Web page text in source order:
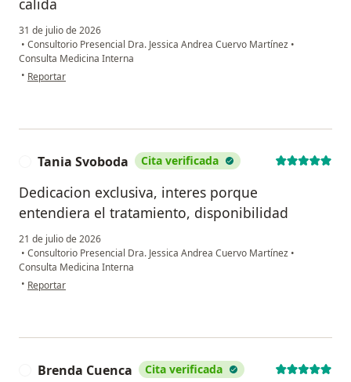
calida
31 de julio de 2026
• Consultorio Presencial Dra. Jessica Andrea Cuervo Martínez •
Consulta Medicina Interna
• en opinión del usuario Clara Cecilia
Reportar
Tania Svoboda Cita verificada
Dedicacion exclusiva, interes porque
entendiera el tratamiento, disponibilidad
21 de julio de 2026
• Consultorio Presencial Dra. Jessica Andrea Cuervo Martínez •
Consulta Medicina Interna
• en opinión del usuario Tania Svoboda
Reportar
Brenda Cuenca Cita verificada